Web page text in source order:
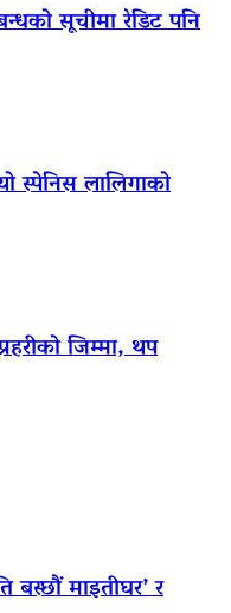
सूचीमा रेडिट पनि
स्पेनिस लालिगाको
जिम्मा, थप
माइतीघर’ र